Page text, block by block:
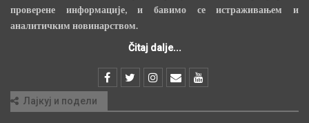
проверене информације, и бавимо се истраживањем и
аналитичким новинарством.
Čitaj dalje...
Лајкуј и подели